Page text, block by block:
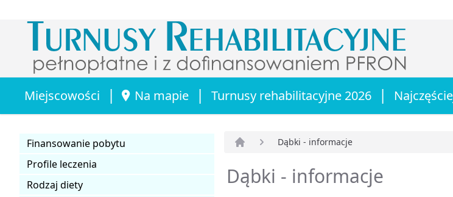
Miejscowości | Na mapie | Turnusy rehabilitacyjne 2026 |
Finansowanie pobytu
Profile leczenia
Rodzaj diety
Dąbki - informacje
Dąbki - informacje